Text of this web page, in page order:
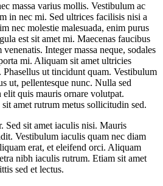
massa varius mollis. Vestibulum ac
in nec mi. Sed ultrices facilisis nisi a
nec molestie malesuada, enim purus
est sit amet mi. Maecenas faucibus
Integer massa neque, sodales
mi. Aliquam sit amet ultricies
ut tincidunt quam. Vestibulum
ut, pellentesque nunc. Nulla sed
quis mauris ornare volutpat.
amet rutrum metus sollicitudin sed.
Sed sit amet iaculis nisi. Mauris
Vestibulum iaculis quam nec diam
erat, et eleifend orci. Aliquam
nibh iaculis rutrum. Etiam sit amet
sed et lectus.